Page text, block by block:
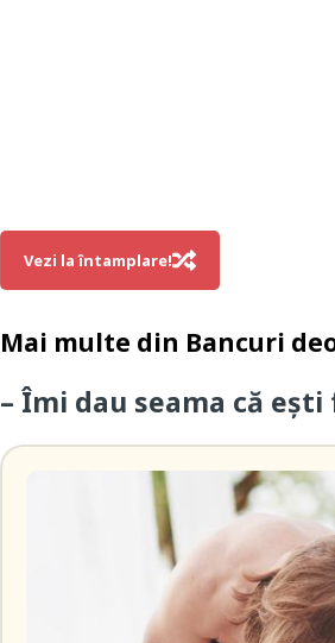
Vezi la întamplare!
Mai multe din Bancuri
– Îmi dau seama că